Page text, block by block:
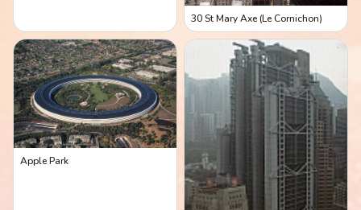
30 St Mary Axe (Le Cornichon)
Apple Park